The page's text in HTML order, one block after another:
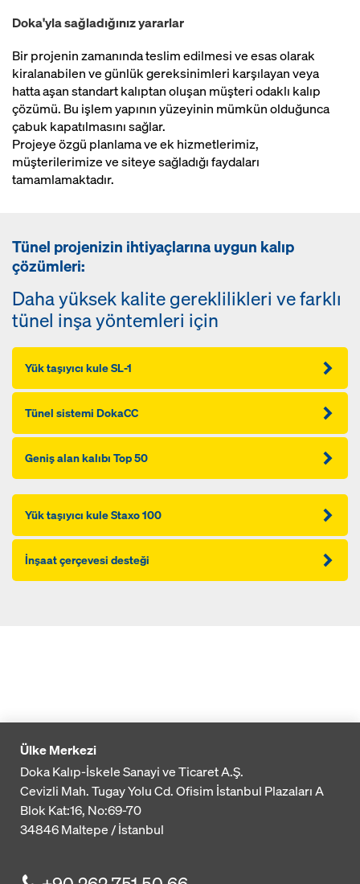
Doka'yla sağladığınız yararlar
Bir projenin zamanında teslim edilmesi ve esas olarak
kiralanabilen ve günlük gereksinimleri karşılayan veya
hatta aşan standart kalıptan oluşan müşteri odaklı kalıp
çözümü. Bu işlem yapının yüzeyinin mümkün olduğunca
çabuk kapatılmasını sağlar.
Projeye özgü planlama ve ek hizmetlerimiz,
müşterilerimize ve siteye sağladığı faydaları
tamamlamaktadır.
Tünel projenizin ihtiyaçlarına uygun kalıp
çözümleri:
Daha yüksek kalite gereklilikleri ve farklı
tünel inşa yöntemleri için
Yük taşıyıcı kule SL-1
Tünel sistemi DokaCC
Geniş alan kalıbı Top 50
Yük taşıyıcı kule Staxo 100
İnşaat çerçevesi desteği
Ülke Merkezi
Doka Kalıp-İskele Sanayi ve Ticaret A.Ş.
Cevizli Mah. Tugay Yolu Cd. Ofisim İstanbul Plazaları A
Blok Kat:16, No:69-70
34846Maltepe / İstanbul